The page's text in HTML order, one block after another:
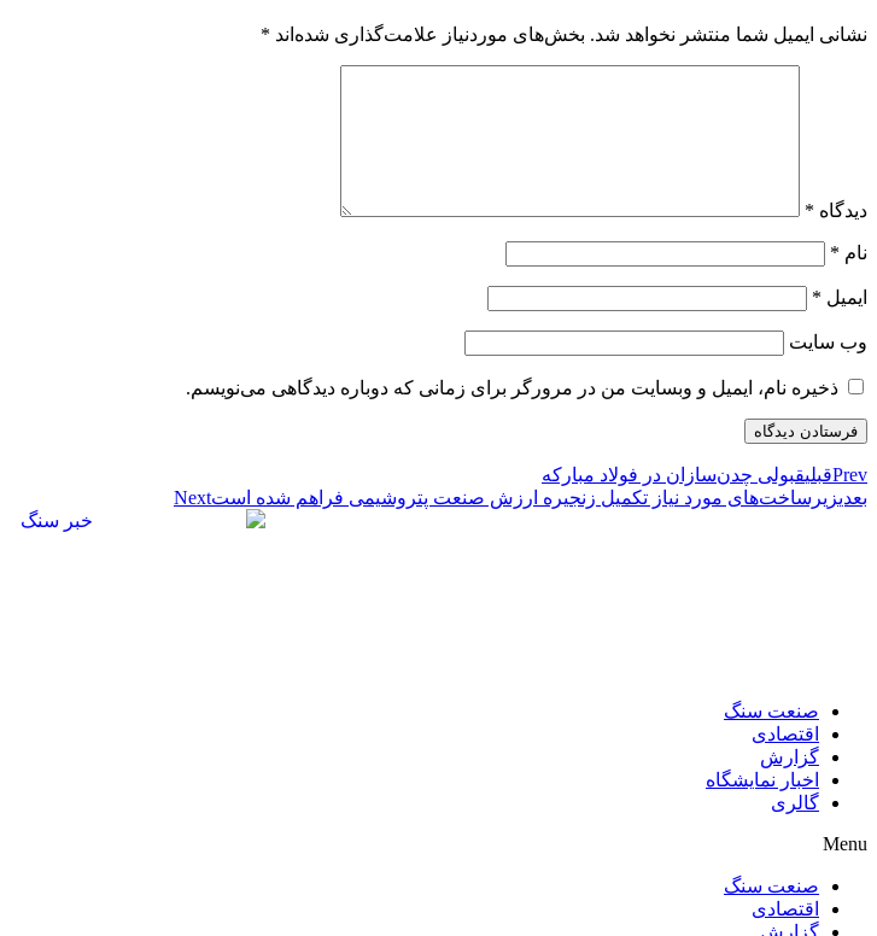
نشانی ایمیل شما منتشر نخواهد شد. بخش‌های موردنیاز علامت‌گذاری شده‌اند *
دیدگاه *
نام *
ایمیل *
وب‌ سایت
ذخیره نام، ایمیل و وبسایت من در مرورگر برای زمانی که دوباره دیدگاهی می‌نویسم.
Prevقبلیقبولی چدن‌سازان در فولاد مبارکه
بعدیزیرساخت‌های مورد نیاز تکمیل زنجیره ارزش صنعت پتروشیمی فراهم شده استNext
صنعت سنگ
اقتصادی
گزارش
اخبار نمایشگاه
گالری
Menu
صنعت سنگ
اقتصادی